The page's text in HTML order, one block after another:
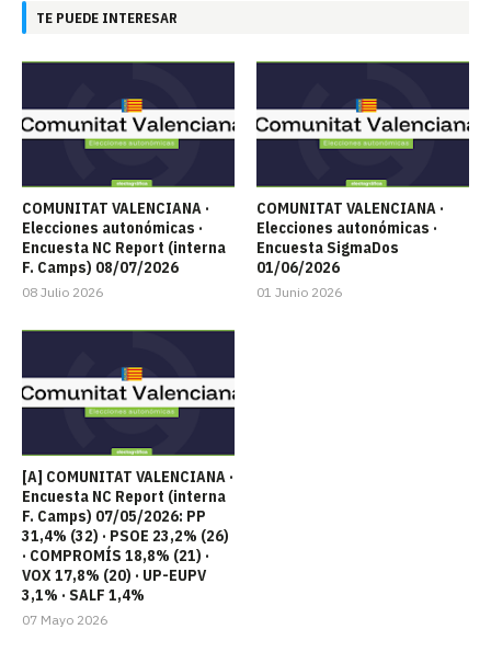
TE PUEDE INTERESAR
COMUNITAT VALENCIANA ·
Elecciones autonómicas ·
Encuesta NC Report (interna
F. Camps) 08/07/2026
08 Julio 2026
COMUNITAT VALENCIANA ·
Elecciones autonómicas ·
Encuesta SigmaDos
01/06/2026
01 Junio 2026
[A] COMUNITAT VALENCIANA ·
Encuesta NC Report (interna
F. Camps) 07/05/2026: PP
31,4% (32) · PSOE 23,2% (26)
· COMPROMÍS 18,8% (21) ·
VOX 17,8% (20) · UP-EUPV
3,1% · SALF 1,4%
07 Mayo 2026